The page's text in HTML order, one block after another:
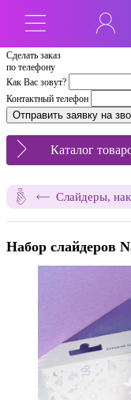
Сделать заказ
по телефону
Как Вас зовут?
Контактный телефон
Каталог
Слайдеры,
Набор слайдеров